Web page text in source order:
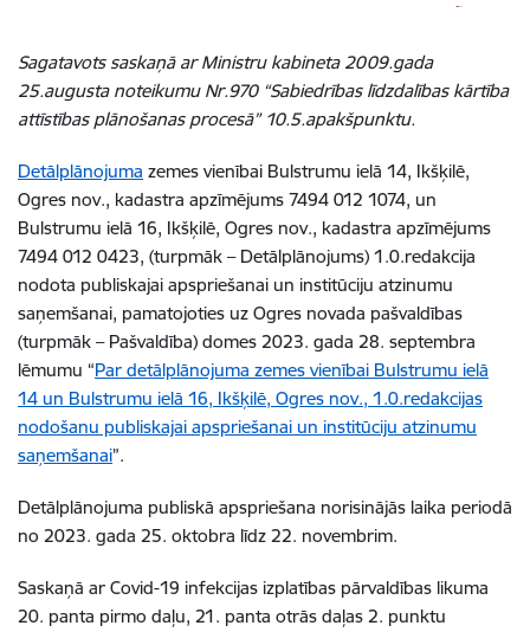
Sagatavots saskaņā ar Ministru kabineta 2009.gada
25.augusta noteikumu Nr.970 “Sabiedrības līdzdalības kārtība
attīstības plānošanas procesā” 10.5.apakšpunktu.
Detālplānojuma zemes vienībai Bulstrumu ielā 14, Ikšķilē,
Ogres nov., kadastra apzīmējums 7494 012 1074, un
Bulstrumu ielā 16, Ikšķilē, Ogres nov., kadastra apzīmējums
7494 012 0423, (turpmāk – Detālplānojums) 1.0.redakcija
nodota publiskajai apspriešanai un institūciju atzinumu
saņemšanai, pamatojoties uz Ogres novada pašvaldības
(turpmāk – Pašvaldība) domes 2023. gada 28. septembra
lēmumu “Par detālplānojuma zemes vienībai Bulstrumu ielā
14 un Bulstrumu ielā 16, Ikšķilē, Ogres nov., 1.0.redakcijas
nodošanu publiskajai apspriešanai un institūciju atzinumu
saņemšanai”.
Detālplānojuma publiskā apspriešana norisinājās laika periodā
no 2023. gada 25. oktobra līdz 22. novembrim.
Saskaņā ar Covid-19 infekcijas izplatības pārvaldības likuma
20. panta pirmo daļu, 21. panta otrās daļas 2. punktu